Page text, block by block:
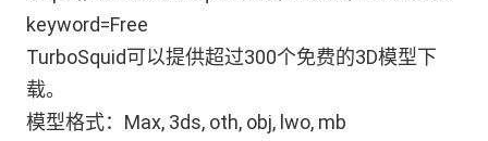
keyword=Free
TurboSquid可以提供超过300个免费的3D模型下
载。
模型格式：Max, 3ds, oth, obj, lwo, mb